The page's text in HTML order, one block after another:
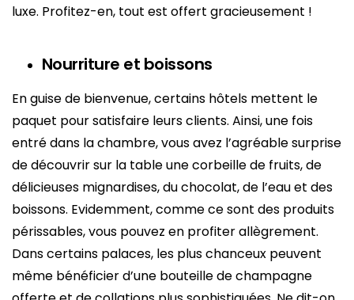
luxe. Profitez-en, tout est offert gracieusement !
Nourriture et boissons
En guise de bienvenue, certains hôtels mettent le
paquet pour satisfaire leurs clients. Ainsi, une fois
entré dans la chambre, vous avez l’agréable surprise
de découvrir sur la table une corbeille de fruits, de
délicieuses mignardises, du chocolat, de l’eau et des
boissons. Evidemment, comme ce sont des produits
périssables, vous pouvez en profiter allègrement.
Dans certains palaces, les plus chanceux peuvent
même bénéficier d’une bouteille de champagne